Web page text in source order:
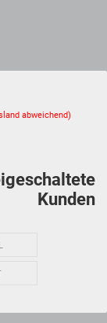
abweichend)
Kunden